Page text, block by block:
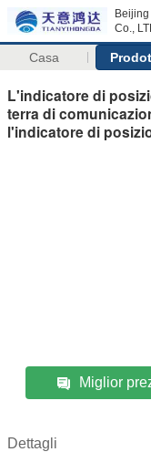
Co.,
Casa
L'indicatore di
terra di
l'indicatore di
Miglior
Dettagli